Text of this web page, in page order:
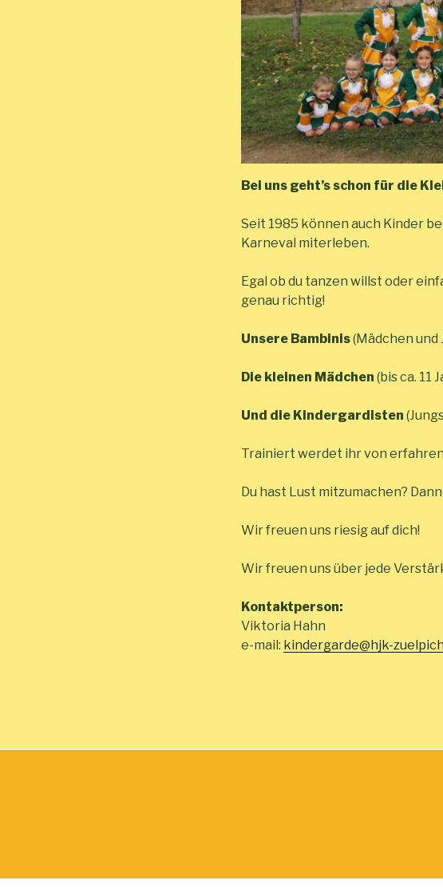
Bei uns geht’s schon für die
Seit 1985 können auch Kinder
Karneval miterleben.
Egal ob du tanzen willst oder
genau richtig!
Unsere Bambinis(Mädchen und
Die kleinen Mädchen (bis ca. 11
Und die Kindergardisten
Trainiert werdet ihr von
Du hast Lust mitzumachen?
Wir freuen uns riesig auf dich!
Wir freuen uns über jede
Kontaktperson:
Viktoria Hahn
e-mail: kindergarde@hjk-